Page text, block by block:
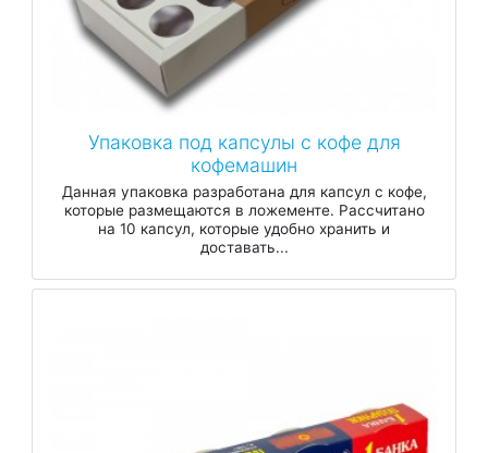
Упаковка под капсулы с кофе для
кофемашин
Данная упаковка разработана для капсул с кофе,
которые размещаются в ложементе. Рассчитано
на 10 капсул, которые удобно хранить и
доставать...